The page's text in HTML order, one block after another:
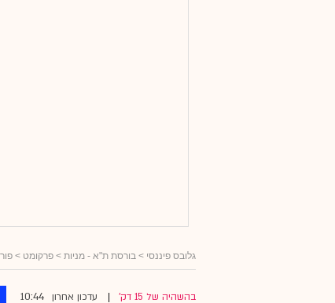
גלובס פיננסי > בורסת ת"א - מניות > פרקומט >
בהשהיה של 15 דק' עדכון אחרון 10:44